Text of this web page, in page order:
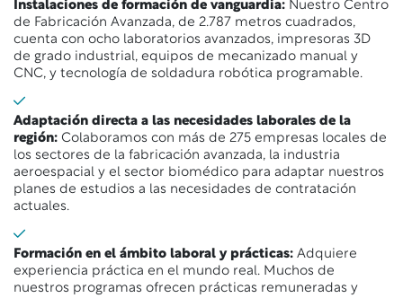
Instalaciones de formación de vanguardia: Nuestro Centro
de Fabricación Avanzada, de 2.787 metros cuadrados,
cuenta con ocho laboratorios avanzados, impresoras 3D
de grado industrial, equipos de mecanizado manual y
CNC, y tecnología de soldadura robótica programable.
Adaptación directa a las necesidades laborales de la
región: Colaboramos con más de 275 empresas locales de
los sectores de la fabricación avanzada, la industria
aeroespacial y el sector biomédico para adaptar nuestros
planes de estudios a las necesidades de contratación
actuales.
Formación en el ámbito laboral y prácticas: Adquiere
experiencia práctica en el mundo real. Muchos de
nuestros programas ofrecen prácticas remuneradas y